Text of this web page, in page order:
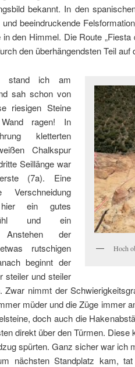
bekannt. In den
beeindruckende
in den Himmel. Die Route
den überhängendsten Teil
Hoch
stand ich am
sah schon von
riesigen Steine
ragen! In
kletterten
Chalkspur
Seillänge war
(7a). Eine
Verschneidung
ein gutes
und ein
Anstehen der
rutschigen
beginnt der
steiler und steiler
Zwar nimmt der
müder und die Züge immer
doch auch die
direkt über den Türmen.
spürten. Ganz sicher war
nächsten Standplatz kam,